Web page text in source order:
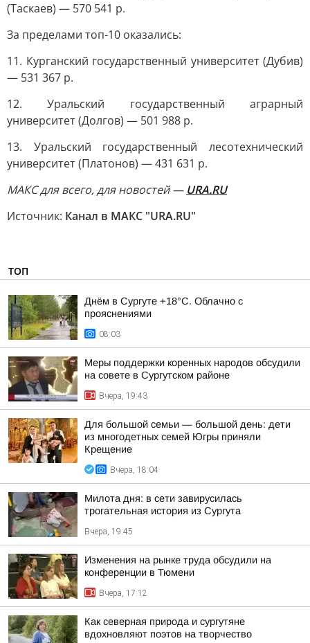
(Таскаев) — 570 541 р.
За пределами топ-10 оказались:
11. Курганский государственный университет (Дубив)
— 531 367 р.
12. Уральский государственный аграрный
университет (Долгов) — 501 988 р.
13. Уральский государственный лесотехнический
университет (Платонов) — 431 631 р.
МАКС для всего, для новостей — URA.RU
Источник: Канал в МАКС "URA.RU"
ТОП
Днём в Сургуте +18°С. Облачно с
прояснениями
08:03
Меры поддержки коренных народов обсудили
на совете в Сургутском районе
Вчера, 19:43
Для большой семьи — большой день: дети
из многодетных семей Югры приняли
Крещение
Вчера, 18:04
Милота дня: в сети завирусилась
трогательная история из Сургута
Вчера, 19:45
Изменения на рынке труда обсудили на
конференции в Тюмени
Вчера, 17:12
Как северная природа и сургутяне
вдохновляют поэтов на творчество